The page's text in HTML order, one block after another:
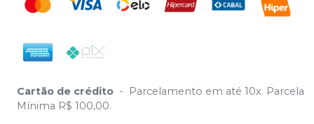
Cartão de crédito -
Parcelamento em até 10x. Parcela
Mínima R$ 100,00.